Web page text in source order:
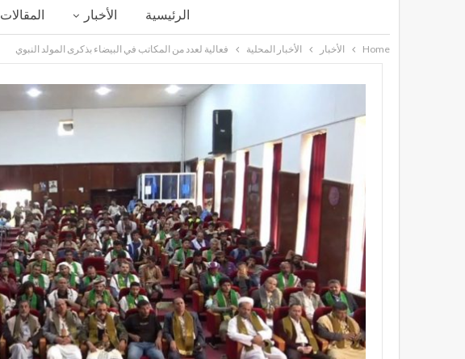
الرئيسية الأخبار المقالات
Home الأخبار الأخبار المحلية فعالية لعدد من المكاتب في البيضاء بذكرى المولد النبوي